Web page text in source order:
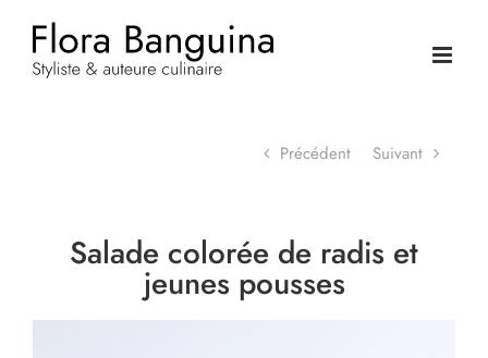
contenu
Précédent Suivant
Salade colorée de radis et
jeunes pousses